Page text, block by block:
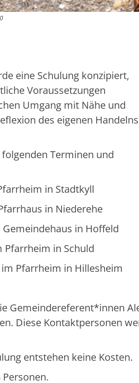
eine Schulung konzipiert,
Voraussetzungen
Umgang mit Nähe und
des eigenen Handelns
Terminen und
in Stadtkyll
in Niederehe
Gemeindehaus in Hoffeld
Pfarrheim in Schuld
im Pfarrheim in Hillesheim
Gemeindereferent*innen
Diese Kontaktpersonen
entstehen keine Kosten.